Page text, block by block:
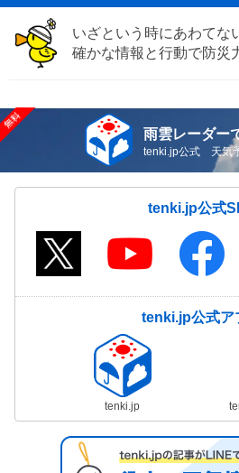
いざという時にあわてな
確かな情報と行動で防災
雨雲レーダー
tenki.jp公式 天気
tenki.jp公式
tenki.jp公式ア
tenki.jp